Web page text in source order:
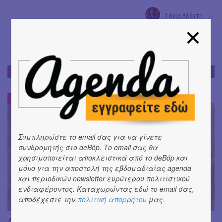
Σόνια Βλάντη
DE-BOOK
DE-BOOK
Συμπληρώστε το email σας για να γίνετε
συνδρομητής στο deBόp. Το email σας θα
χρησιμοποιείται αποκλειστικά από το deBόp και
μόνο για την αποστολή της εβδομαδιαίας agenda
και περιοδικών newsletter ευρύτερου πολιτιστικού
ενδιαφέροντος. Καταχωρώντας εδώ το email σας,
αποδέχεστε την πολιτική απορρήτου μας.